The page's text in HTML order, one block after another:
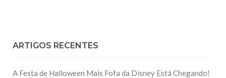
ARTIGOS RECENTES
A Festa de Halloween Mais Fofa da Disney Está Chegando!